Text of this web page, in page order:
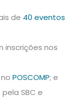
de 40 eventos
inscrições nos
POSCOMP; e
SBC e